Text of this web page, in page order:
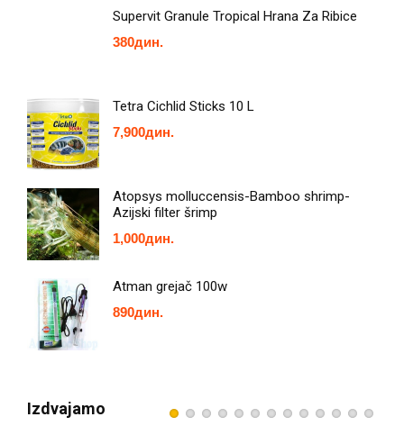
Supervit Granule Tropical Hrana Za Ribice
380дин.
Tetra Cichlid Sticks 10 L
7,900дин.
Atopsys molluccensis-Bamboo shrimp-
Azijski filter šrimp
1,000дин.
Atman grejač 100w
890дин.
Izdvajamo